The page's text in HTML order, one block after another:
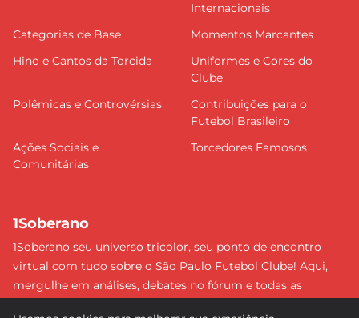
Internacionais
Categorias de Base
Momentos Marcantes
Hino e Cantos da Torcida
Uniformes e Cores do
Clube
Polêmicas e Controvérsias
Contribuições para o
Futebol Brasileiro
Ações Sociais e
Comunitárias
Torcedores Famosos
1Soberano
1Soberano seu universo tricolor, seu ponto de encontro
virtual com tudo sobre o São Paulo Futebol Clube! Aqui,
mergulhe em análises, debates no fórum e todas as